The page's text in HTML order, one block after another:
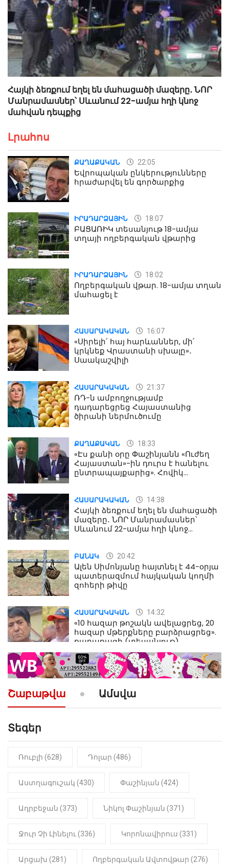
Հայկի ձեռքում եղել են մահացածի մազերը․ ՆՈՐ
Մանրամասներ՝ Սևանում 22-ամյա հղի կնոջ
մահվան դեպքից
Լրահոս
ՔԱՂԱՔԱԿԱՆ 22:05
Եվրոպական ընկերությունները
հրաժարվել են գործարքից
ԻՐԱԴԱՐՁԱՅԻՆ 18:07
ԲԱՑԱՌԻԿ տեսանյութ 18-ամյա
տղայի ողբերգական վթարից
ԻՐԱԴԱՐՁԱՅԻՆ 18:02
Ողբերգական վթար. 18-ամյա տղան
մահացել է
ՀԱՍԱՐԱԿԱԿԱՆ 16:07
«Սիրելի՛ հայ հարևաններ, մի՛
կրկնեք Վրաստանի սխալը»․
Սաակաշվիլի
ՀԱՍԱՐԱԿԱԿԱՆ 21:37
ՌԴ-ն ամբողջությամբ
դադարեցրեց Հայաստանից
ծիրանի ներմուծումը
ՔԱՂԱՔԱԿԱՆ 18:33
«Էս քանի օրը Փաշինյանն «Ուժեղ
Հայաստան»-ին դուրս է հանելու
ընտրապայքարից». Հովիկ
ՀԱՍԱՐԱԿԱԿԱՆ 14:38
Հայկի ձեռքում եղել են մահացածի
մազերը․ ՆՈՐ Մանրամասներ՝
Սևանում 22-ամյա հղի կնոջ
ԲԱՆԱԿ 20:42
Ալեն Սիմոնյանը հայտնել է 44-օրյա
պատերազմում հայկական կողմի
զոհերի թիվը
ՀԱՍԱՐԱԿԱԿԱՆ 14:32
«10 հազար թոշակն ավելացրեց, 20
հազար մթերքները բարձրացրեց».
քաղաքացի (տեսանյութ)
ՔԱՂԱՔԱԿԱՆ 10:52
«Լեզվիդ տալու փոխարեն
արտաբերիր այս երկու
նախադասությունը»․ Իշխան
Նիկոլ Փաշինյան
ԻՐԱԴԱՐՁԱՅԻՆ 22:01
մանկապղծության համար
մարմինը
Շաբաթվա Ամսվա
Տեգեր
Ռուբլի (628) Դոլար (486)
Աստղագուշակ (430) Փաշինյան (424)
Ադրբեջան (373) Նիկոլ Փաշինյան (371)
Ջուր Չի Լինելու (336) Կորոնավիրուս (331)
Արցախ (281) Ողբերգական Ավտովթար (276)